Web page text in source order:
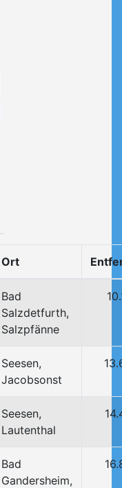
Ort
Bad
Salzdetfurth,
Salzpfänne
Seesen,
Jacobsonst
Seesen,
Lautenthal
Bad
Gandersheim,